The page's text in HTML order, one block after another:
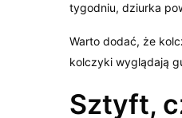
tygodniu, dziurka
Warto dodać, że
kolczyki wyglądają
Sztyft,